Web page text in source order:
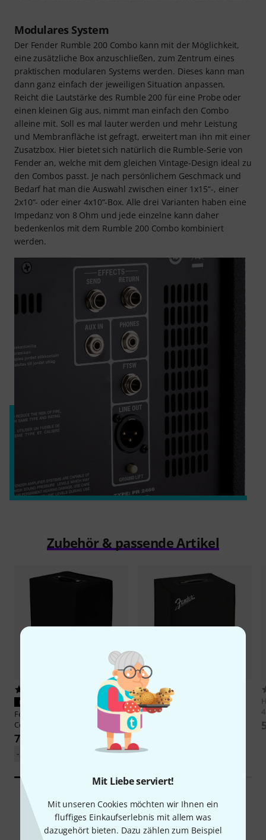
Mit Liebe serviert!
Mit unseren Cookies möchten wir Ihnen ein
fluffiges Einkaufserlebnis mit allem was
dazugehört bieten. Dazu zählen zum Beispiel
Modulares System
Der Fender Rumble 200 Combo kann mit der Möglichkeit,
eine zusätzliche Box anzuschließen, zum Zentrum eines
praktischen modularen Systems werden. Dieses kann man
dann ganz einfach der jeweiligen Situation anpassen.
Reicht die Lautstärke des Rumble 200 für eine Probe oder
einen kleinen Gig aus, nimmt man einfach den Combo
alleine mit. Soll es mal lauter werden und mehr Leistung
und Membranfläche ist gefragt, erweitert man ihn mit einer
Zusatzbox. Hier bietet sich natürlich die Rumble-Serie von
Fender an, welche mit dem gleichen Vintage-Design ideal zu
den Combos passt. Je nach persönlichem Geschmack und
Bedarf hat man die Auswahl zwischen einer 1x15“-, einer
2x10“- oder einer 4x10“-Box. Alle drei Varianten haben eine
Impedanz von 8 Ohm und jede einzelne kann daher
bedenkenlos mit dem Rumble 200 Combo kombiniert
werden.
Zubehör & passende Artikel
PASST GARANTIERT
Fender
Rumble 200/500/Stage
Cover
79 €
-21%
PASST GARANTIERT
Fender
-33%
49Kundenbewertungen